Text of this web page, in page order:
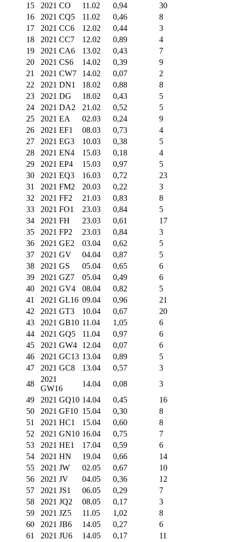
15
2021 CO 11.02 0,94
30
16
2021 CQ5 11.02 0,46
8
17
2021 CC6 12.02 0,44
3
18
2021 CC7 12.02 0,89
4
19
2021 CA6 13.02 0,43
7
20
2021 CS6 14.02 0,39
9
21
2021 CW7 14.02 0,07
2
22
2021 DN1 18.02 0,88
8
23
2021 DG 18.02 0,43
5
24
2021 DA2 21.02 0,52
5
25
2021 EA 02.03 0,24
9
26
2021 EF1 08.03 0,73
4
27
2021 EG3 10.03 0,38
5
28
2021 EN4 15.03 0,18
4
29
2021 EP4 15.03 0,97
5
30
2021 EQ3 16.03 0,72
23
31
2021 FM2 20.03 0,22
3
32
2021 FF2 21.03 0,83
8
33
2021 FO1 23.03 0,84
5
34
2021 FH 23.03 0,61
17
35
2021 FP2 23.03 0,84
3
36
2021 GE2 03.04 0,62
5
37
2021 GV 04.04 0,87
5
38
2021 GS 05.04 0,65
6
39
2021 GZ7 05.04 0,49
6
40
2021 GV4 08.04 0,82
5
41
2021 GL16 09.04 0,96
21
42
2021 GT3 10.04 0,67
20
43
2021 GB10 11.04 1,05
6
44
2021 GQ5 11.04 0,97
6
45
2021 GW4 12.04 0,07
6
46
2021 GC13 13.04 0,89
5
47
2021 GC8 13.04 0,57
3
48
2021
GW16
14.04 0,08
3
49
2021 GQ10 14.04 0,45
16
50
2021 GF10 15.04 0,30
8
51
2021 HC1 15.04 0,60
8
52
2021 GN10 16.04 0,75
7
53
2021 HE1 17.04 0,59
6
54
2021 HN 19.04 0,66
14
55
2021 JW 02.05 0,67
10
56
2021 JV 04.05 0,36
12
57
2021 JS1 06.05 0,29
7
58
2021 JQ2 08.05 0,17
3
59
2021 JZ5 11.05 1,02
8
60
2021 JB6 14.05 0,27
6
61
2021 JU6 14.05 0,17 11